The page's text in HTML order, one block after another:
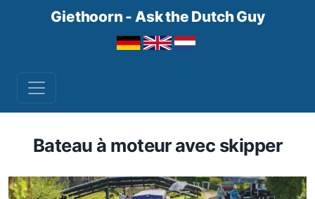
Giethoorn - Ask the Dutch Guy
Bateau à moteur avec skipper